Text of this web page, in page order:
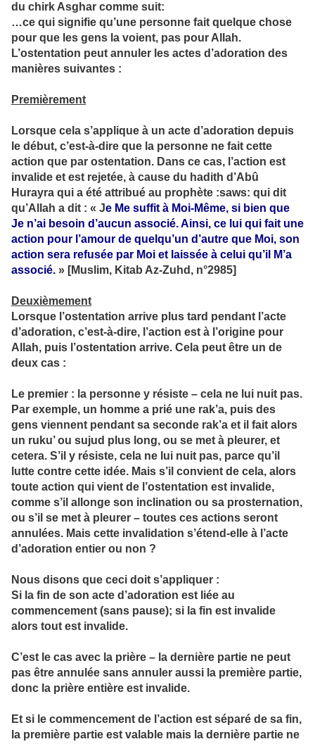
du chirk Asghar comme suit:
…ce qui signifie qu’une personne fait quelque chose
pour que les gens la voient, pas pour Allah.
L’ostentation peut annuler les actes d’adoration des
manières suivantes :
Premièrement
Lorsque cela s’applique à un acte d’adoration depuis
le début, c’est-à-dire que la personne ne fait cette
action que par ostentation. Dans ce cas, l’action est
invalide et est rejetée, à cause du hadith d’Abû
Hurayra qui a été attribué au prophète :saws: qui dit
qu’Allah a dit : « Je Me suffit à Moi-Même, si bien que
Je n’ai besoin d’aucun associé. Ainsi, ce lui qui fait une
action pour l’amour de quelqu’un d’autre que Moi, son
action sera refusée par Moi et laissée à celui qu’il M’a
associé. » [Muslim, Kitab Az-Zuhd, n°2985]
Deuxièmement
Lorsque l’ostentation arrive plus tard pendant l’acte
d’adoration, c’est-à-dire, l’action est à l’origine pour
Allah, puis l’ostentation arrive. Cela peut être un de
deux cas :
Le premier : la personne y résiste – cela ne lui nuit pas.
Par exemple, un homme a prié une rak’a, puis des
gens viennent pendant sa seconde rak’a et il fait alors
un ruku’ ou sujud plus long, ou se met à pleurer, et
cetera. S’il y résiste, cela ne lui nuit pas, parce qu’il
lutte contre cette idée. Mais s’il convient de cela, alors
toute action qui vient de l’ostentation est invalide,
comme s’il allonge son inclination ou sa prosternation,
ou s’il se met à pleurer – toutes ces actions seront
annulées. Mais cette invalidation s’étend-elle à l’acte
d’adoration entier ou non ?
Nous disons que ceci doit s’appliquer :
Si la fin de son acte d’adoration est liée au
commencement (sans pause); si la fin est invalide
alors tout est invalide.
C’est le cas avec la prière – la dernière partie ne peut
pas être annulée sans annuler aussi la première partie,
donc la prière entière est invalide.
Et si le commencement de l’action est séparé de sa fin,
la première partie est valable mais la dernière partie ne